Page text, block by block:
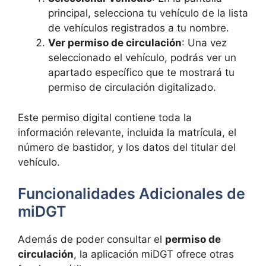
principal, selecciona tu vehículo de la lista
de vehículos registrados a tu nombre.
Ver permiso de circulación: Una vez
seleccionado el vehículo, podrás ver un
apartado específico que te mostrará tu
permiso de circulación digitalizado.
Este permiso digital contiene toda la
información relevante, incluida la matrícula, el
número de bastidor, y los datos del titular del
vehículo.
Funcionalidades Adicionales de
miDGT
Además de poder consultar el permiso de
circulación, la aplicación miDGT ofrece otras